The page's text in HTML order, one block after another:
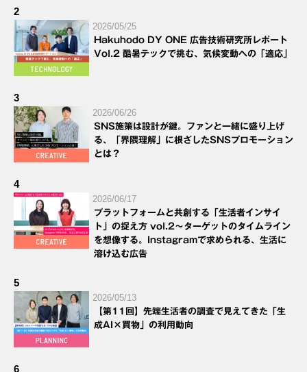
2
2026/05/25
Hakuhodo DY ONE 広告技術研究所レポート
Vol.2 酷暑テックで挑む、気候変動への「適応」
3
2026/06/26
SNS施策は設計が鍵。ファンと一緒に盛り上げ
る、「界隈理解」に根ざしたSNSプロモーション
とは？
4
2026/06/17
プラットフォームと共創する「生活者インサイ
ト」の捉え方 vol.2～ターゲットのタイムライン
を想像する。Instagramで求められる、生活に
溶け込む広告
5
2026/05/13
【第11回】先端生活者の調査で見えてきた「生
成AI×買物」の利用動向
6